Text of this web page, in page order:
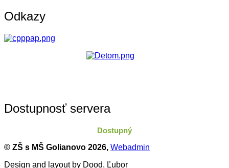
Odkazy
Dostupnosť servera
Dostupný
© ZŠ s MŠ Golianovo 2026, Webadmin
Design and layout by Dood, Ľubor